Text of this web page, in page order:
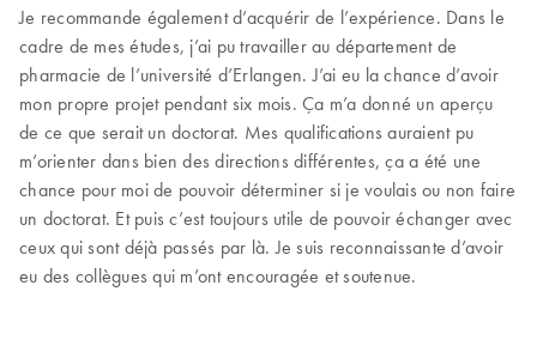
Je recommande également d’acquérir de l’expérience. Dans le
cadre de mes études, j’ai pu travailler au département de
pharmacie de l’université d’Erlangen. J’ai eu la chance d’avoir
mon propre projet pendant six mois. Ça m’a donné un aperçu
de ce que serait un doctorat. Mes qualifications auraient pu
m’orienter dans bien des directions différentes, ça a été une
chance pour moi de pouvoir déterminer si je voulais ou non faire
un doctorat. Et puis c’est toujours utile de pouvoir échanger avec
ceux qui sont déjà passés par là. Je suis reconnaissante d’avoir
eu des collègues qui m’ont encouragée et soutenue.